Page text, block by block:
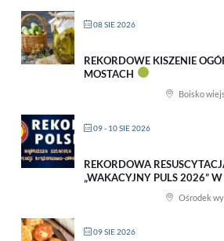
08 SIE 2026
REKORDOWE KISZENIE
MOSTACH
Boisko
09 - 10 SIE 2026
REKORDOWA
„WAKACYJNY PULS 2026”
Ośrodek
09 SIE 2026